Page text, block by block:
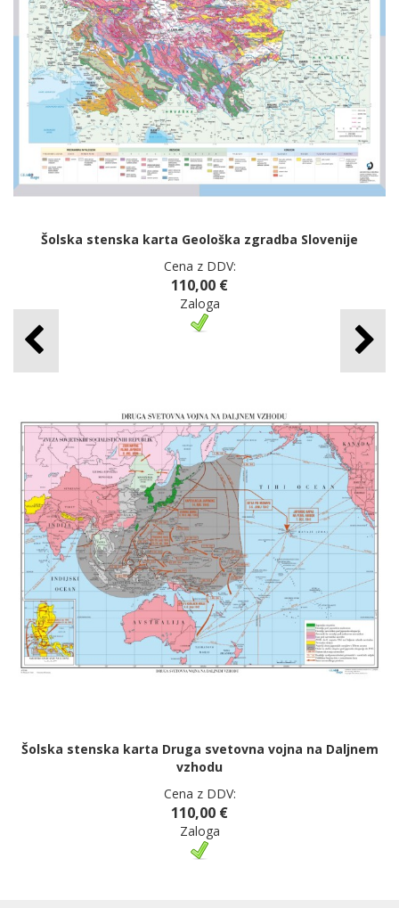
Šolska stenska karta Geološka zgradba Slovenije
Cena z DDV:
110,00 €
Zaloga
Šolska stenska karta Druga svetovna vojna na Daljnem
vzhodu
Cena z DDV:
110,00 €
Zaloga